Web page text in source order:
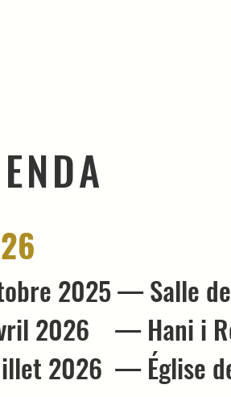
2025 — Salle
2026 — Hani i
2026 — Église